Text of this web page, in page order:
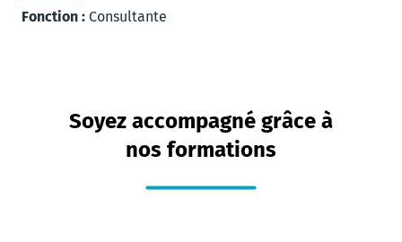
Fonction : Consultante
Soyez accompagné grâce à
nos formations